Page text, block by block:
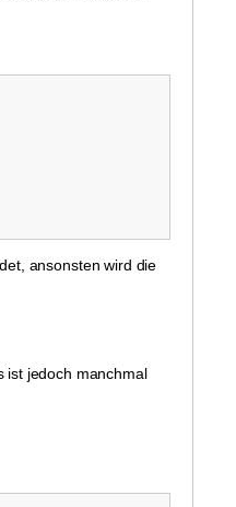
ansonsten wird die
ist jedoch manchmal